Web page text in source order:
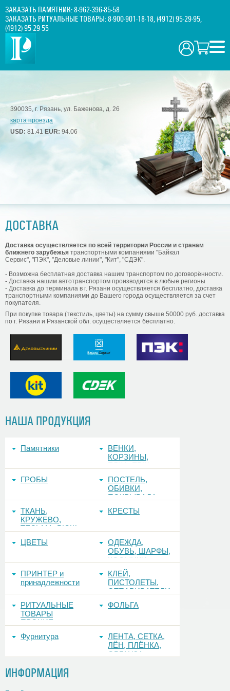
ЗАКАЗАТЬ ПАМЯТНИК:8-962-396-85-58
ЗАКАЗАТЬ РИТУАЛЬНЫЕ ТОВАРЫ:8-900-901-18-18,(4912) 95-29-95,
(4912) 95-29-55
390035, г. Рязань, ул. Баженова, д. 26
карта проезда
USD: 81.41 EUR: 94.06
НАША ПРОДУКЦИЯ
Памятники
ВЕНКИ,
КОРЗИНЫ,
ЕЛКА, ЕРШ,
ГРОБЫ
ПОСТЕЛЬ,
ОБИВКИ,
ПОКРЫВАЛА
ТКАНЬ,
КРУЖЕВО,
ТЕСЬМА, РЮШ
КРЕСТЫ
ЦВЕТЫ
ОДЕЖДА,
ОБУВЬ, ШАРФЫ,
КОСЫНКИ
ПРИНТЕР и
принадлежности
КЛЕЙ,
ПИСТОЛЕТЫ,
ОТПАРИВАТЕЛИ
РИТУАЛЬНЫЕ
ТОВАРЫ
ПРОЧИЕ
ФОЛЬГА
Фурнитура
ЛЕНТА, СЕТКА,
ЛЁН, ПЛЁНКА,
ОРГАНЗА
ИНФОРМАЦИЯ
ДОСТАВКА
Доставка осуществляется по всей территории России и странам
ближнего зарубежья транспортными компаниями "Байкал
Сервис", "ПЭК", "Деловые линии", "Кит", "СДЭК".
- Возможна бесплатная доставка нашим транспортом по договорённости.
- Доставка нашим автотранспортом производится в любые регионы
- Доставка до терминала в г. Рязани осуществляется бесплатно, доставка
транспортными компаниями до Вашего города осуществляется за счет
покупателя.
При покупке товара (текстиль, цветы) на сумму свыше 50000 руб. доставка
по г. Рязани и Рязанской обл. осуществляется бесплатно.